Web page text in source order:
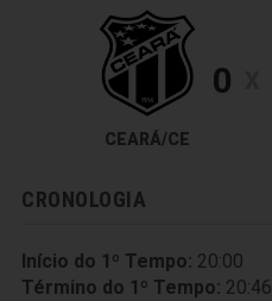
CEARÁ/CE
0
CRONOLOGIA
Início do 1º Tempo: 20:00
Término do 1º Tempo: 20:46